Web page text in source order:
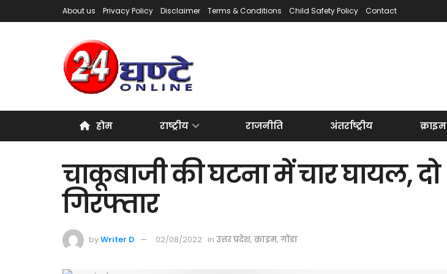
About us Privacy Policy Disclaimer Terms & Conditions Child Safety Policy Contact
होम राष्ट्रीय राजनीति अंतर्राष्ट्रीय क्राइम
चाकूबाजी की घटना में चार घायल, दो
गिरफ्तार
byWriter D 02/08/2022 in उत्तर प्रदेश, क्राइम, गोंडा